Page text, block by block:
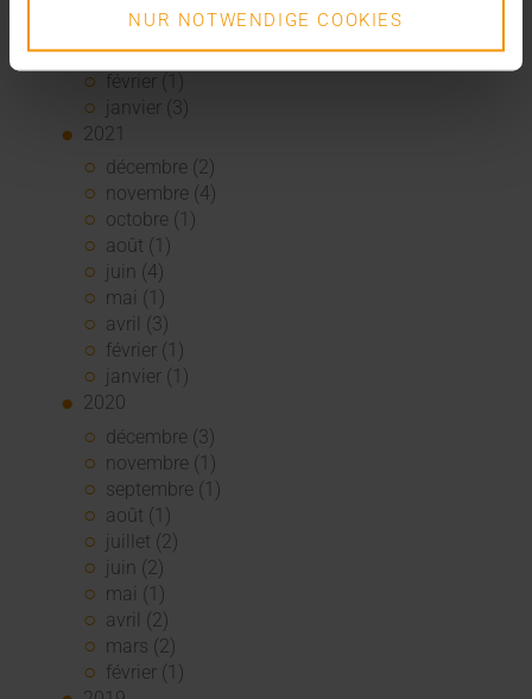
NUR NOTWENDIGE COOKIES
juin (1)
mai (5)
février (1)
janvier (3)
2021
décembre (2)
novembre (4)
octobre (1)
août (1)
juin (4)
mai (1)
avril (3)
février (1)
janvier (1)
2020
décembre (3)
novembre (1)
septembre (1)
août (1)
juillet (2)
juin (2)
mai (1)
avril (2)
mars (2)
février (1)